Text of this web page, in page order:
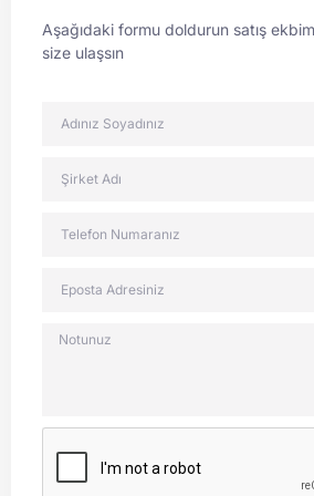
Aşağıdaki formu doldurun satış
size ulaşsın